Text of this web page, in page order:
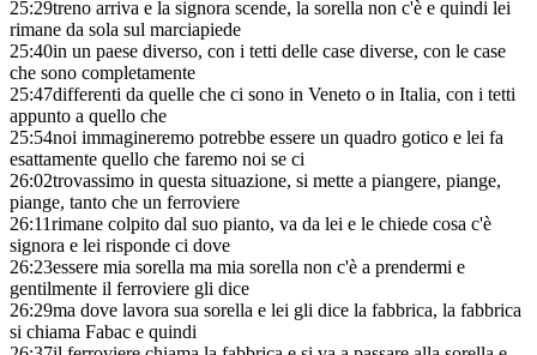
25:29treno arriva e la signora scende, la sorella non c'è e quindi lei
rimane da sola sul marciapiede
25:40in un paese diverso, con i tetti delle case diverse, con le case
che sono completamente
25:47differenti da quelle che ci sono in Veneto o in Italia, con i tetti
appunto a quello che
25:54noi immagineremo potrebbe essere un quadro gotico e lei fa
esattamente quello che faremo noi se ci
26:02trovassimo in questa situazione, si mette a piangere, piange,
piange, tanto che un ferroviere
26:11rimane colpito dal suo pianto, va da lei e le chiede cosa c'è
signora e lei risponde ci dove
26:23essere mia sorella ma mia sorella non c'è a prendermi e
gentilmente il ferroviere gli dice
26:29ma dove lavora sua sorella e lei gli dice la fabbrica, la fabbrica
si chiama Fabac e quindi